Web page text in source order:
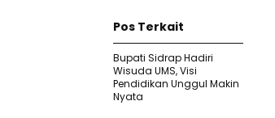
Pos Terkait
Bupati Sidrap Hadiri
Wisuda UMS, Visi
Pendidikan Unggul Makin
Nyata